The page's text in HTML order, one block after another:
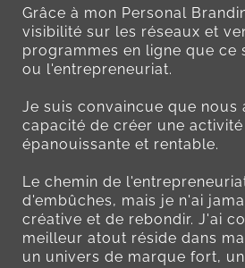
Grâce à mon Personal
visibilité sur les réseaux et
programmes en ligne que ce
ou l'entrepreneuriat.
Je suis convaincue que nous
capacité de créer une activité
épanouissante et rentable.
Le chemin de
d'embûches, mais je n'ai
créative et de rebondir. J'ai
meilleur atout réside dans
un univers de marque fort,